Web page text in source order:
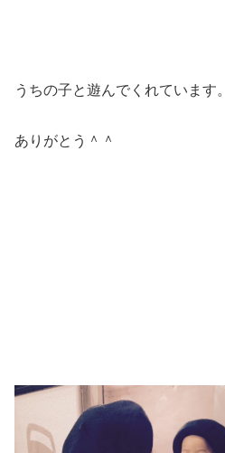
うちの子と遊んでくれています。
ありがとう＾＾